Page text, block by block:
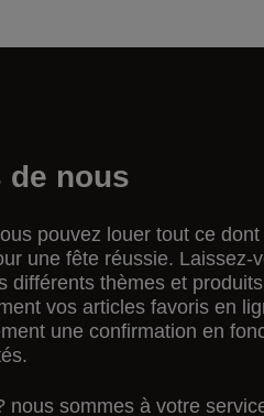
de nous
pouvez louer tout ce
une fête réussie. Laissez-
différents thèmes et
vos articles favoris en
une confirmation en
nous sommes à votre